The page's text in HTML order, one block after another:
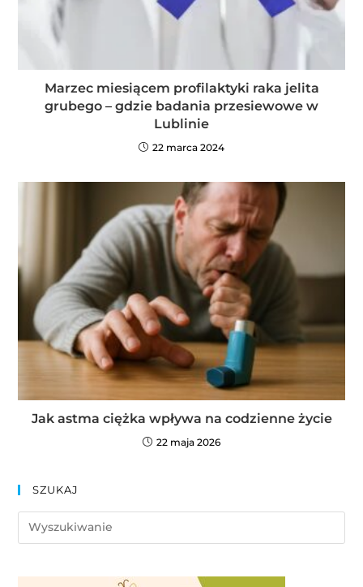
Marzec miesiącem profilaktyki raka jelita
grubego – gdzie badania przesiewowe w
Lublinie
22 marca 2024
Jak astma ciężka wpływa na codzienne życie
22 maja 2026
SZUKAJ